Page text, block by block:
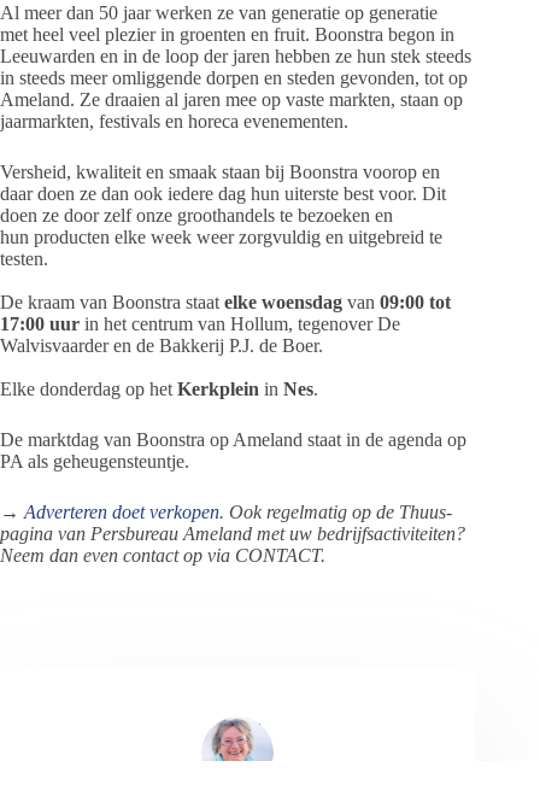
Al meer dan 50 jaar werken ze van generatie op generatie
met heel veel plezier in groenten en fruit. Boonstra begon in
Leeuwarden en in de loop der jaren hebben ze hun stek steeds
in steeds meer omliggende dorpen en steden gevonden, tot op
Ameland. Ze draaien al jaren mee op vaste markten, staan op
jaarmarkten, festivals en horeca evenementen.
Versheid, kwaliteit en smaak staan bij Boonstra voorop en
daar doen ze dan ook iedere dag hun uiterste best voor. Dit
doen ze door zelf onze groothandels te bezoeken en
hun producten elke week weer zorgvuldig en uitgebreid te
testen.
De kraam van Boonstra staat elke woensdag van 09:00 tot
17:00 uur in het centrum van Hollum, tegenover De
Walvisvaarder en de Bakkerij P.J. de Boer.
Elke donderdag op het Kerkplein in Nes.
De marktdag van Boonstra op Ameland staat in de agenda op
PA als geheugensteuntje.
→ Adverteren doet verkopen. Ook regelmatig op de Thuus-
pagina van Persbureau Ameland met uw bedrijfsactiviteiten?
Neem dan even contact op via CONTACT.